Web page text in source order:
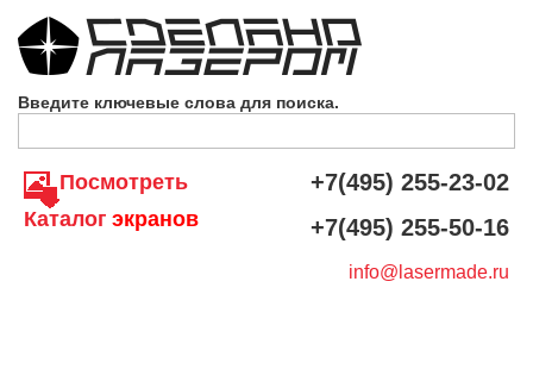
Введите ключевые слова для поиска.
Посмотреть
Каталог экранов
+7(495) 255-23-02
+7(495) 255-50-16
info@lasermade.ru